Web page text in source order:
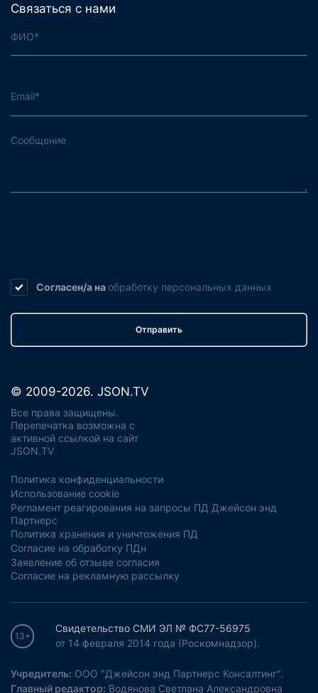
Связаться с нами
Согласен/а на обработку персональных данных
Отправить
© 2009-2026. JSON.TV
Все права защищены.
Перепечатка возможна с
активной ссылкой на сайт
JSON.TV
Политика конфиденциальности
Использование cookie
Регламент реагирования на запросы ПД Джейсон энд
Партнерс
Политика хранения и уничтожения ПД
Согласие на обработку ПДн
Заявление об отзыве согласия
Согласие на рекламную рассылку
13+
Свидетельство СМИ ЭЛ № ФС77-56975
от 14 февраля 2014 года (Роскомнадзор).
Учредитель: ООО "Джейсон энд Партнерс Консалтинг".
Главный редактор: Водянова Светлана Александровна